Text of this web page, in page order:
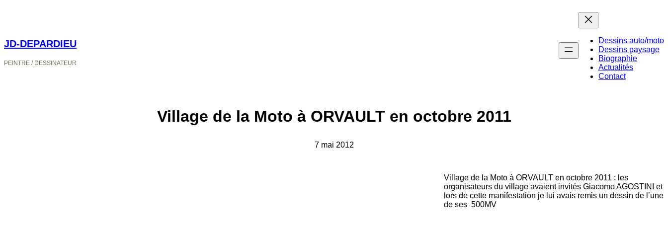
JD-DEPARDIEU
PEINTRE / DESSINATEUR
Dessins auto/moto
Dessins paysage
Biographie
Actualités
Contact
Village de la Moto à ORVAULT en octobre 2011
7 mai 2012
Village de la Moto à ORVAULT en octobre 2011 : les
organisateurs du village avaient invités Giacomo AGOSTINI et
lors de cette manifestation je lui avais remis un dessin de l’une
de ses 500MV